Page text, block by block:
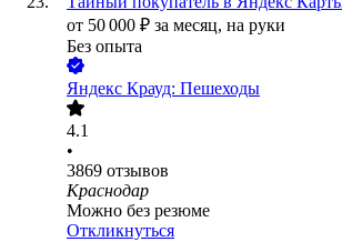
от 50 000 ₽ за месяц, на руки
Без опыта
Яндекс Крауд: Пешеходы
4.1
•
3869 отзывов
Краснодар
Можно без резюме
Откликнуться